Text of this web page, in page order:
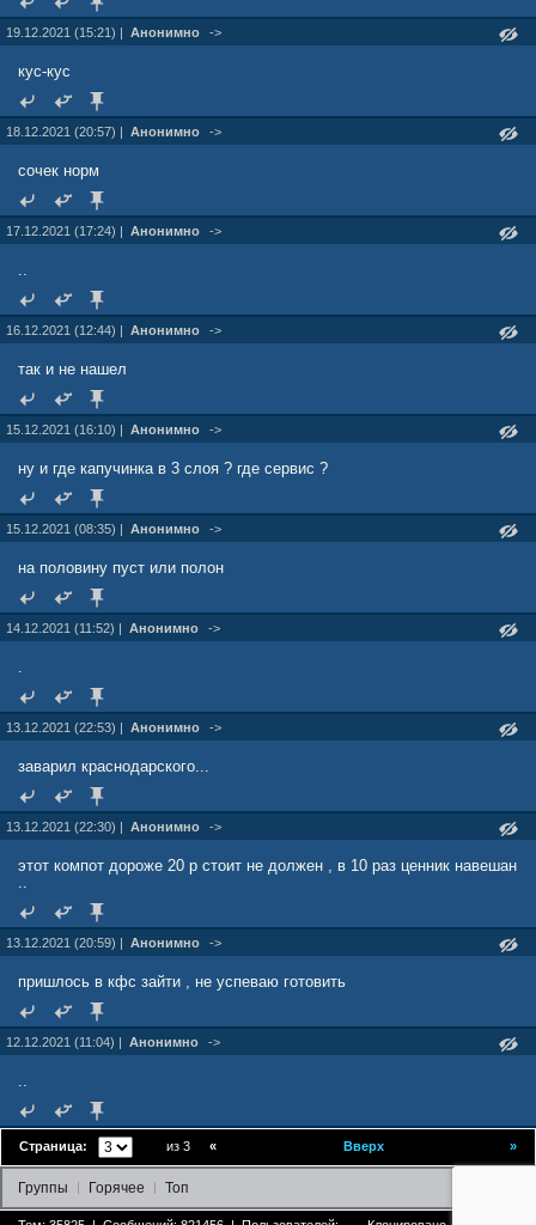
19.12.2021 (15:21) | Анонимно ->
кус-кус
18.12.2021 (20:57) | Анонимно ->
сочек норм
17.12.2021 (17:24) | Анонимно ->
..
16.12.2021 (12:44) | Анонимно ->
так и не нашел
15.12.2021 (16:10) | Анонимно ->
ну и где капучинка в 3 слоя ? где сервис ?
15.12.2021 (08:35) | Анонимно ->
на половину пуст или полон
14.12.2021 (11:52) | Анонимно ->
.
13.12.2021 (22:53) | Анонимно ->
заварил краснодарского...
13.12.2021 (22:30) | Анонимно ->
этот компот дороже 20 р стоит не должен , в 10 раз ценник навешан
..
13.12.2021 (20:59) | Анонимно ->
пришлось в кфс зайти , не успеваю готовить
12.12.2021 (11:04) | Анонимно ->
..
Страница: из 3 »
« Вверх
Группы Горячее Топ